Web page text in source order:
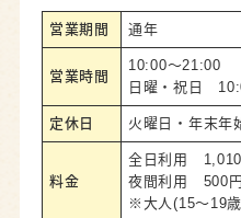
営業期間 通年
営業時間
10:00～21:00
日曜・祝日
定休日 火曜日・年末年
料金
全日利用 1,010
夜間利用 500円
※大人(15～19